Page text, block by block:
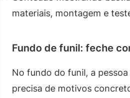
materiais, montagem e
Fundo de funil: feche
No fundo do funil, a pessoa
precisa de motivos